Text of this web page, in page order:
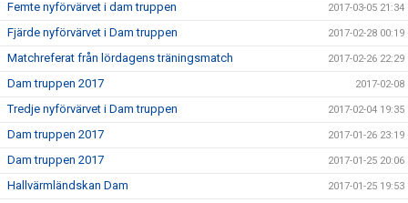
Femte nyförvärvet i dam truppen 2017-03-05 21:34
Fjärde nyförvärvet i Dam truppen 2017-02-28 00:19
Matchreferat från lördagens träningsmatch 2017-02-26 22:29
Dam truppen 2017 2017-02-08
Tredje nyförvärvet i Dam truppen 2017-02-04 19:35
Dam truppen 2017 2017-01-26 23:19
Dam truppen 2017 2017-01-25 20:06
Hallvärmländskan Dam 2017-01-25 19:53